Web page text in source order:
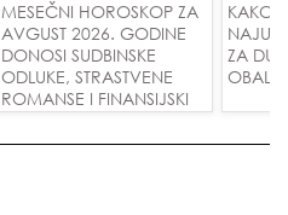
MESEČNI HOROSKOP ZA
AVGUST 2026. GODINE
DONOSI SUDBINSKE
ODLUKE, STRASTVENE
ROMANSE I FINANSIJSKI
KAKO
ZA